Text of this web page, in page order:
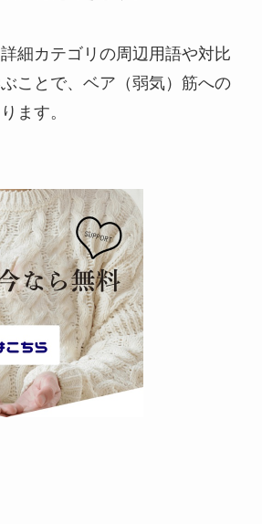
細カテゴリの周辺用語や対比
ことで、ベア（弱気）筋への
ます。